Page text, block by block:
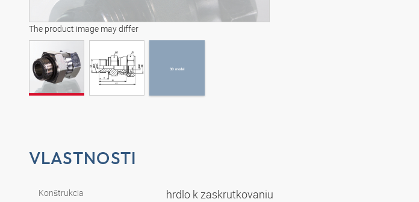
The product image may differ
3D model
VLASTNOSTI
Konštrukcia hrdlo k zaskrutkovaniu